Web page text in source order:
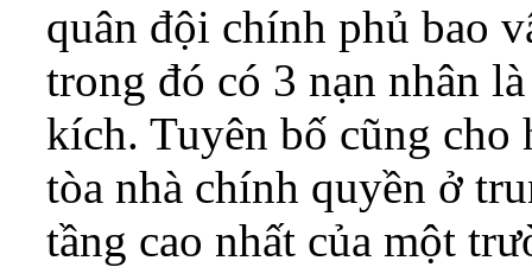
quân đội chính phủ bao
trong đó có 3 nạn nhân
kích. Tuyên bố cũng cho
tòa nhà chính quyền ở
tầng cao nhất của một